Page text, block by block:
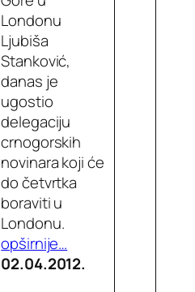
Londonu
Ljubiša
Stanković,
danas je
ugostio
delegaciju
crnogorskih
novinara koji će
do četvrtka
boraviti u
Londonu.
opširnije…
02.04.2012.